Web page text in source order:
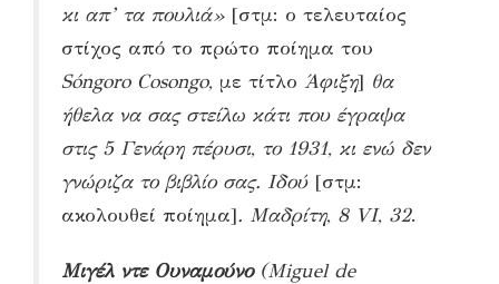
κι απ’ τα πουλιά» [στμ: ο τελευταίος
στίχος από το πρώτο ποίημα του
Sóngoro Cosongo, με τίτλο Άφιξη] θα
ήθελα να σας στείλω κάτι που έγραψα
στις 5 Γενάρη πέρυσι, το 1931, κι ενώ δεν
γνώριζα το βιβλίο σας. Ιδού [στμ:
ακολουθεί ποίημα]. Μαδρίτη, 8 VI, 32.
Μιγέλ ντε Ουναμούνο (Miguel de